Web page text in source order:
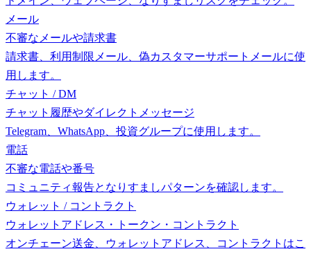
メール
不審なメールや請求書
請求書、利用制限メール、偽カスタマーサポートメールに使
用します。
チャット / DM
チャット履歴やダイレクトメッセージ
Telegram、WhatsApp、投資グループに使用します。
電話
不審な電話や番号
コミュニティ報告となりすましパターンを確認します。
ウォレット / コントラクト
ウォレットアドレス・トークン・コントラクト
オンチェーン送金、ウォレットアドレス、コントラクトはこ